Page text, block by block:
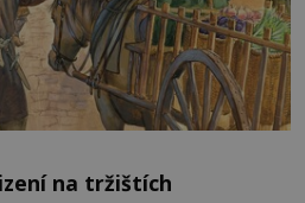
na tržištích